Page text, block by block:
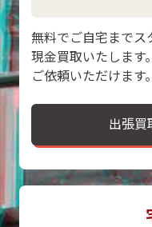
無料でご自宅までス
現金買取いたします
ご依頼いただけます。
出張買